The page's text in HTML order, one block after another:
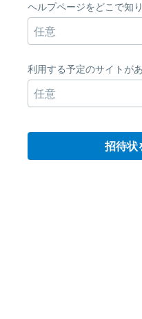
ヘルプページをどこで知
利用する予定のサイトが
招待状